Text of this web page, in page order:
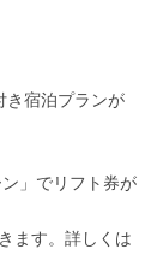
き宿泊プランが
」でリフト券が
ます。詳しくは